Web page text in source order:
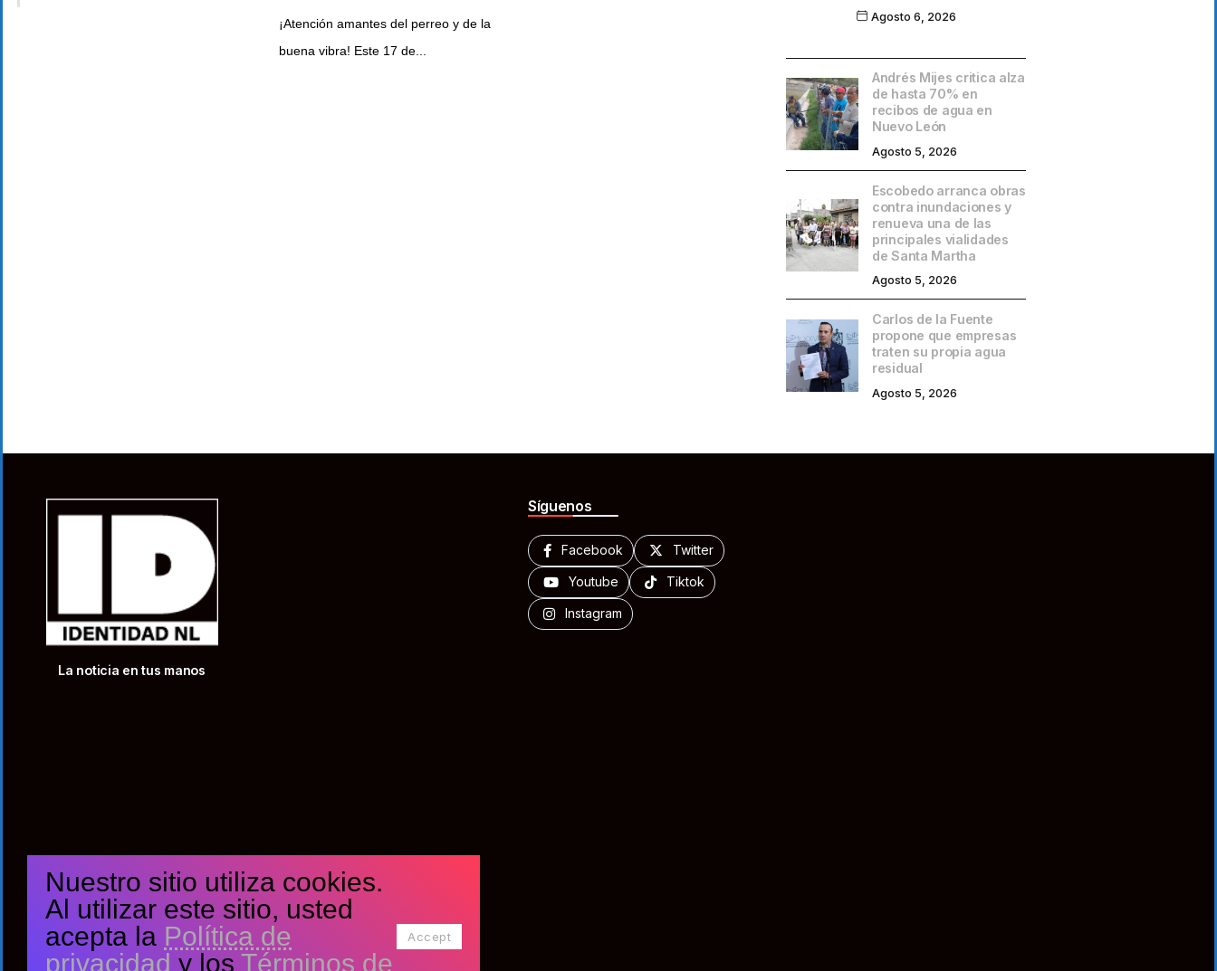
¡Atención amantes del perreo y de la
buena vibra! Este 17 de...
Agosto 6, 2026
Andrés Mijes critica alza
de hasta 70% en
recibos de agua en
Nuevo León
Agosto 5, 2026
Escobedo arranca obras
contra inundaciones y
renueva una de las
principales vialidades
de Santa Martha
Agosto 5, 2026
Carlos de la Fuente
propone que empresas
traten su propia agua
residual
Agosto 5, 2026
La noticia en tus manos
Síguenos
Facebook Twitter
Youtube Tiktok
Instagram
Nuestro sitio utiliza cookies.
Al utilizar este sitio, usted
acepta la Política de
privacidad y los Términos de
Accept